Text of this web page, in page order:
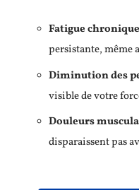
Fatigue chronique
persistante, même
Diminution des
visible de votre
Douleurs
disparaissent pas